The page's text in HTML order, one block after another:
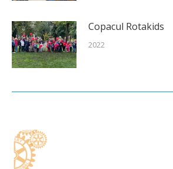
Copacul Rotakids
2022